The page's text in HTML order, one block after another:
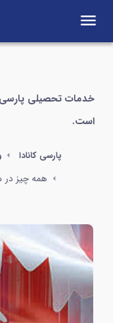
menu
خدمات تحصیلی پارسی
است.
پارسی کانادا
همه چیز در